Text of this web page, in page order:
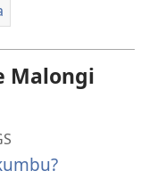
Malongi